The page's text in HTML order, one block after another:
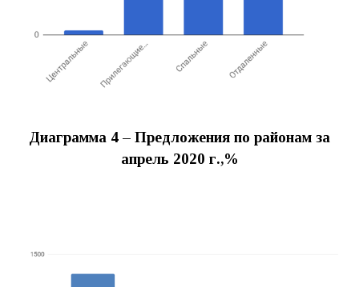
Диаграмма 4 – Предложения по районам за
апрель 2020 г.,%